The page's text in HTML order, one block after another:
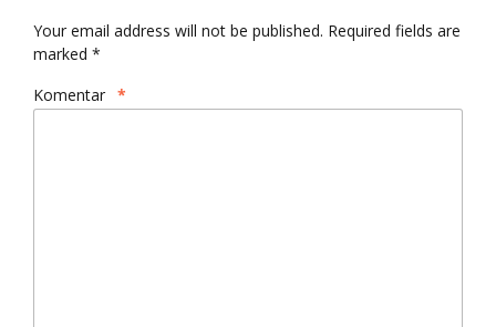
Your email address will not be published. Required fields are
marked *
Komentar *